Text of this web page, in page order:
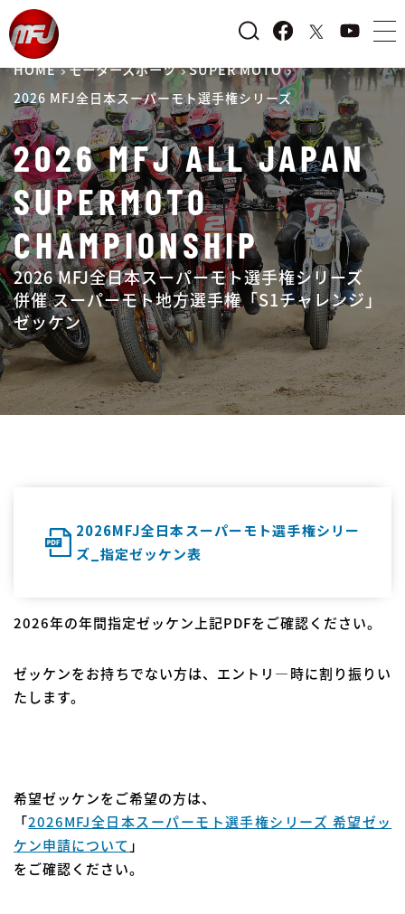
HOME モータースポーツ SUPER MOTO
2026 MFJ全日本スーパーモト選手権シリーズ
2026 MFJ ALL JAPAN
SUPERMOTO
CHAMPIONSHIP
2026 MFJ全日本スーパーモト選手権シリーズ
併催 スーパーモト地方選手権「S1チャレンジ」
ゼッケン
2026MFJ全日本スーパーモト選手権シリー
ズ_指定ゼッケン表
2026年の年間指定ゼッケン上記PDFをご確認ください。
ゼッケンをお持ちでない方は、エントリ―時に割り振りい
たします。
希望ゼッケンをご希望の方は、
「2026MFJ全日本スーパーモト選手権シリーズ 希望ゼッ
ケン申請について 」
をご確認ください。